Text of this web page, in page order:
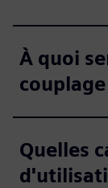
À quoi
couplage
Quelles